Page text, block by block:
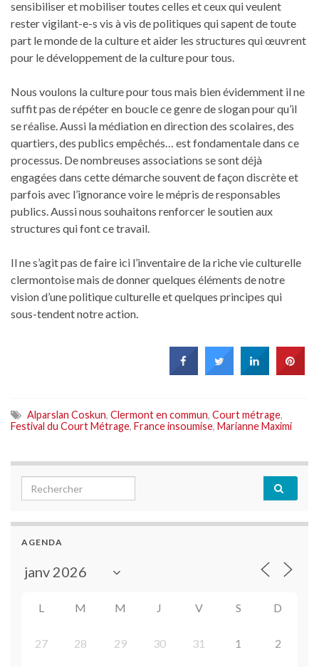
sensibiliser et mobiliser toutes celles et ceux qui veulent
rester vigilant-e-s vis à vis de politiques qui sapent de toute
part le monde de la culture et aider les structures qui œuvrent
pour le développement de la culture pour tous.
Nous voulons la culture pour tous mais bien évidemment il ne
suffit pas de répéter en boucle ce genre de slogan pour qu’il
se réalise. Aussi la médiation en direction des scolaires, des
quartiers, des publics empêchés… est fondamentale dans ce
processus. De nombreuses associations se sont déjà
engagées dans cette démarche souvent de façon discrète et
parfois avec l’ignorance voire le mépris de responsables
publics. Aussi nous souhaitons renforcer le soutien aux
structures qui font ce travail.
Il ne s’agit pas de faire ici l’inventaire de la riche vie culturelle
clermontoise mais de donner quelques éléments de notre
vision d’une politique culturelle et quelques principes qui
sous-tendent notre action.
Alparslan Coskun, Clermont en commun, Court métrage,
Festival du Court Métrage, France insoumise, Marianne Maximi
Search for:
AGENDA
L M M J V S D
27 28 29 30 31 1 2